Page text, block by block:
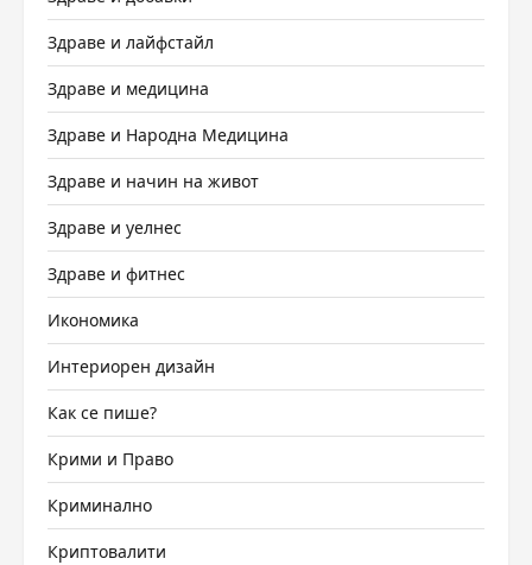
Здраве и лайфстайл
Здраве и медицина
Здраве и Народна Медицина
Здраве и начин на живот
Здраве и уелнес
Здраве и фитнес
Икономика
Интериорен дизайн
Как се пише?
Крими и Право
Криминално
Криптовалити